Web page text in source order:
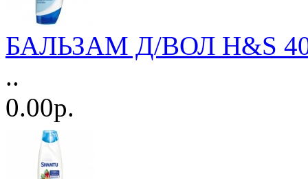
БАЛЬЗАМ Д/ВОЛ H&S
..
0.00р.